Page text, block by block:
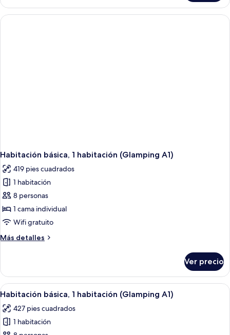
básica,
habitación
Habitación básica, 1 habitación (Glamping A1)
419 pies cuadrados
1 habitación
8 personas
1 cama individual
Wifi gratuito
Más detalles
Más
básica,
habitación
A1)
Ver precio
Abrir
todas
las
fotos
Una cabaña pequeña de madera
12
Habitación básica, 1 habitación (Glamping A1)
427 pies cuadrados
1 habitación